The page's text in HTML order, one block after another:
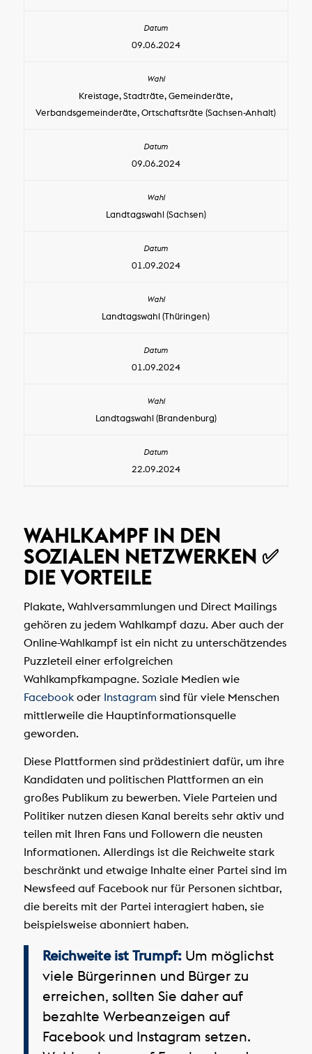
09.06.2024
Kreistage, Stadträte, Gemeinderäte,
Verbandsgemeinderäte, Ortschaftsräte (Sachsen-Anhalt)
09.06.2024
Landtagswahl (Sachsen)
01.09.2024
Landtagswahl (Thüringen)
01.09.2024
Landtagswahl (Brandenburg)
22.09.2024
WAHLKAMPF IN DEN
SOZIALEN NETZWERKEN ✅
DIE VORTEILE
Plakate, Wahlversammlungen und Direct Mailings
gehören zu jedem Wahlkampf dazu. Aber auch der
Online-Wahlkampf ist ein nicht zu unterschätzendes
Puzzleteil einer erfolgreichen
Wahlkampfkampagne. Soziale Medien wie
Facebookoder Instagram sind für viele Menschen
mittlerweile die Hauptinformationsquelle
geworden.
Diese Plattformen sind prädestiniert dafür, um ihre
Kandidaten und politischen Plattformen an ein
großes Publikum zu bewerben. Viele Parteien und
Politiker nutzen diesen Kanal bereits sehr aktiv und
teilen mit Ihren Fans und Followern die neusten
Informationen. Allerdings ist die Reichweite stark
beschränkt und etwaige Inhalte einer Partei sind im
Newsfeed auf Facebook nur für Personen sichtbar,
die bereits mit der Partei interagiert haben, sie
beispielsweise abonniert haben.
Reichweite ist Trumpf:Um möglichst
viele Bürgerinnen und Bürger zu
erreichen, sollten Sie daher auf
bezahlte Werbeanzeigen auf
Facebook und Instagram setzen.